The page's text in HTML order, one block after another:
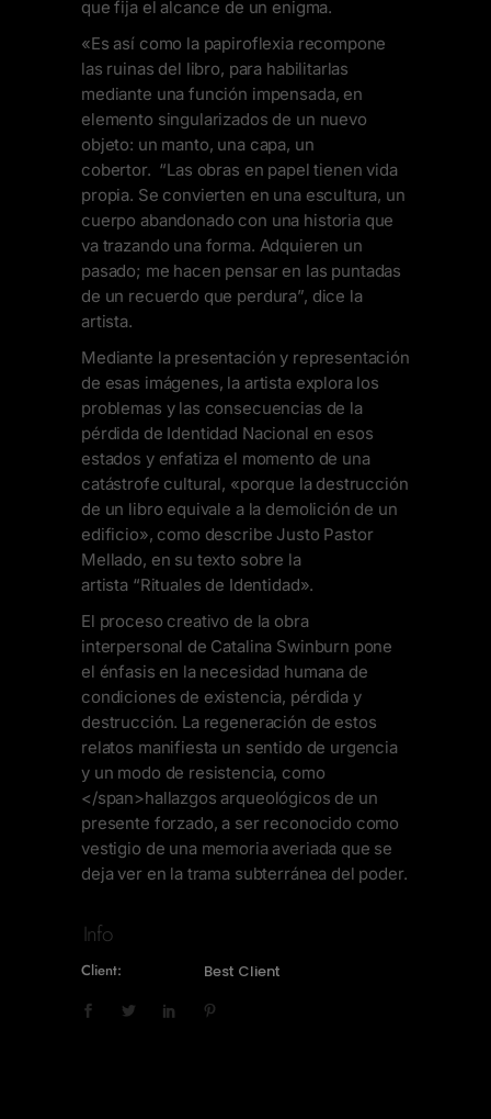
que fija el alcance de un enigma.
«Es así como la papiroflexia recompone
las ruinas del libro, para habilitarlas
mediante una función impensada, en
elemento singularizados de un nuevo
objeto: un manto, una capa, un
cobertor. “Las obras en papel tienen vida
propia. Se convierten en una escultura, un
cuerpo abandonado con una historia que
va trazando una forma. Adquieren un
pasado; me hacen pensar en las puntadas
de un recuerdo que perdura”, dice la
artista.
Mediante la presentación y representación
de esas imágenes, la artista explora los
problemas y las consecuencias de la
pérdida de Identidad Nacional en esos
estados y enfatiza el momento de una
catástrofe cultural, «porque la destrucción
de un libro equivale a la demolición de un
edificio», como describe Justo Pastor
Mellado, en su texto sobre la
artista “Rituales de Identidad».
El proceso creativo de la obra
interpersonal de Catalina Swinburn pone
el énfasis en la necesidad humana de
condiciones de existencia, pérdida y
destrucción. La regeneración de estos
relatos manifiesta un sentido de urgencia
y un modo de resistencia, como
</span>hallazgos arqueológicos de un
presente forzado, a ser reconocido como
vestigio de una memoria averiada que se
deja ver en la trama subterránea del poder.
Info
Client: Best Client